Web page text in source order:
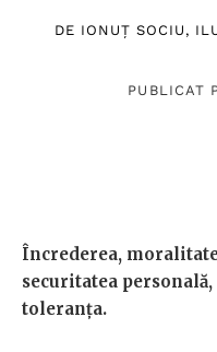
DE IONUȚ SOCIU ,
PUBLICAT
Încrederea,
securitatea
toleranța.